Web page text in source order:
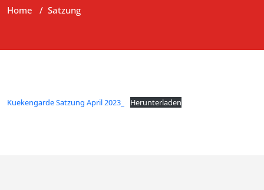
Home / Satzung
Kuekengarde Satzung April 2023_ Herunterladen